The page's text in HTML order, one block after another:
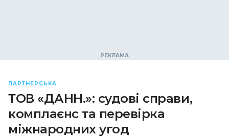
ПАРТНЕРСЬКА
ТОВ «ДАНН.»: судові справи,
комплаєнс та перевірка
міжнародних угод